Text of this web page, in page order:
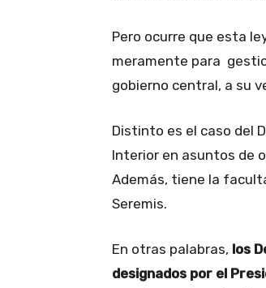
Pero ocurre que esta
meramente para
gobierno central, a su
Distinto es el caso del
Interior en asuntos de
Además, tiene la
Seremis.
En otras palabras, los
designados por el